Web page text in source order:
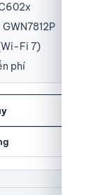
Fi 7)
phí